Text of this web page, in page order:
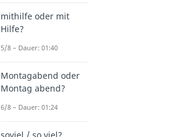
mithilfe oder mit
Hilfe?
5/8 – Dauer: 01:40
Montagabend oder
Montag abend?
6/8 – Dauer: 01:24